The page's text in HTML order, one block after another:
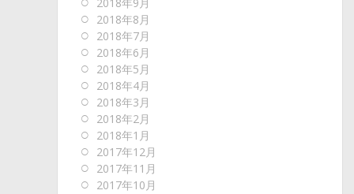
2018年9月
2018年8月
2018年7月
2018年6月
2018年5月
2018年4月
2018年3月
2018年2月
2018年1月
2017年12月
2017年11月
2017年10月